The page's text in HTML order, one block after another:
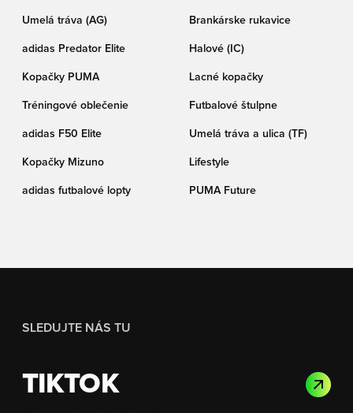
Umelá tráva (AG) Brankárske rukavice
adidas Predator Elite Halové (IC)
Kopačky PUMA Lacné kopačky
Tréningové oblečenie Futbalové štulpne
adidas F50 Elite Umelá tráva a ulica (TF)
Kopačky Mizuno Lifestyle
adidas futbalové lopty PUMA Future
SLEDUJTE NÁS TU
TIKTOK